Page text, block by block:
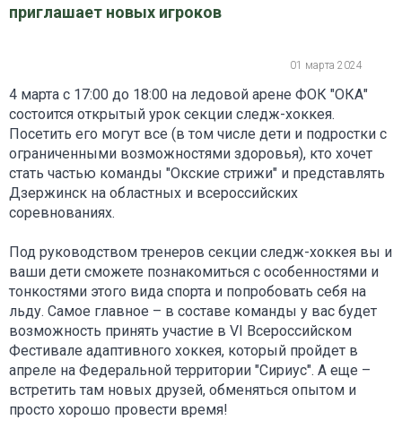
приглашает новых игроков
01 марта 2024
4 марта с 17:00 до 18:00 на ледовой арене ФОК "ОКА"
состоится открытый урок секции следж-хоккея.
Посетить его могут все (в том числе дети и подростки с
ограниченными возможностями здоровья), кто хочет
стать частью команды "Окские стрижи" и представлять
Дзержинск на областных и всероссийских
соревнованиях.
Под руководством тренеров секции следж-хоккея вы и
ваши дети сможете познакомиться с особенностями и
тонкостями этого вида спорта и попробовать себя на
льду. Самое главное – в составе команды у вас будет
возможность принять участие в VI Всероссийском
Фестивале адаптивного хоккея, который пройдет в
апреле на Федеральной территории "Сириус". А еще –
встретить там новых друзей, обменяться опытом и
просто хорошо провести время!